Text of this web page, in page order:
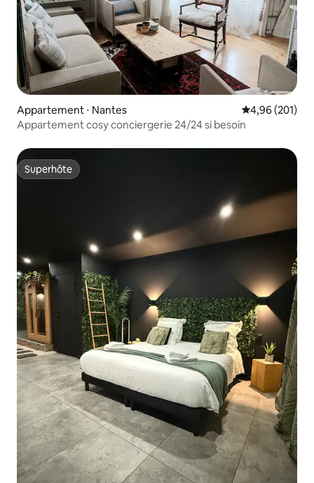
Appartement ⋅ Nantes Évaluation
4,96 (201)
Appartement cosy conciergerie 24/24 si besoin
Superhôte
Superhôte